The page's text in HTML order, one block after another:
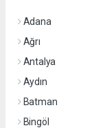
Adana
Ağrı
Antalya
Aydın
Batman
Bingöl